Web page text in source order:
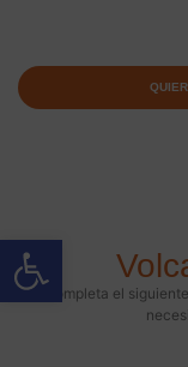
Abrir barra de
Completa el